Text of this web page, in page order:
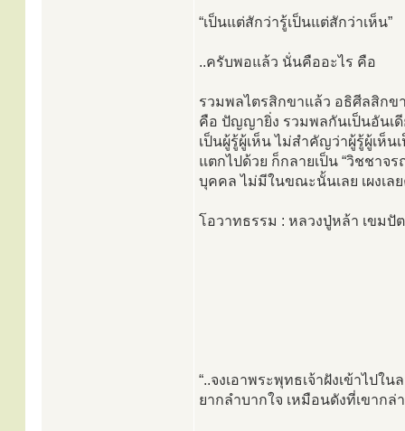
“เป็นแต่สักว่ารู้เป็นแต่สักว่าเห็น”
..ครับพอแล้ว นั่นคืออะไร คือ
รวมพลไตรสิกขาแล้ว อธิศีลสิก
คือ ปัญญายิ่ง รวมพลกันเป็นอันเ
เป็นผู้รู้ผู้เห็น ไม่สำคัญว่าผู้รู้ผู้เห็
แตกไปด้วย ก็กลายเป็น “วิชชาจ
บุคคล ไม่มีในขณะนั้นเลย เผงเล
โอวาทธรรม : หลวงปู่หล้า เขมปั
“..จงเอาพระพุทธเจ้าฝังเข้าไป
ยากลำบากใจ เหมือนดังที่เขาก